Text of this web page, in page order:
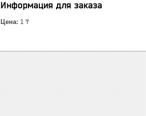
Информация для заказа
Цена: 1 ₸